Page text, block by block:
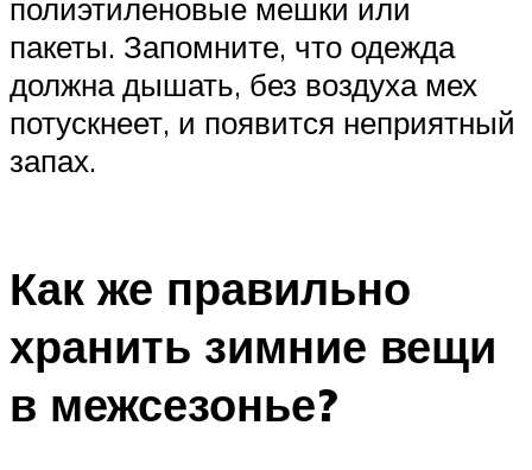
полиэтиленовые мешки или
пакеты. Запомните, что одежда
должна дышать, без воздуха мех
потускнеет, и появится неприятный
запах.
Как же правильно
хранить зимние вещи
в межсезонье?